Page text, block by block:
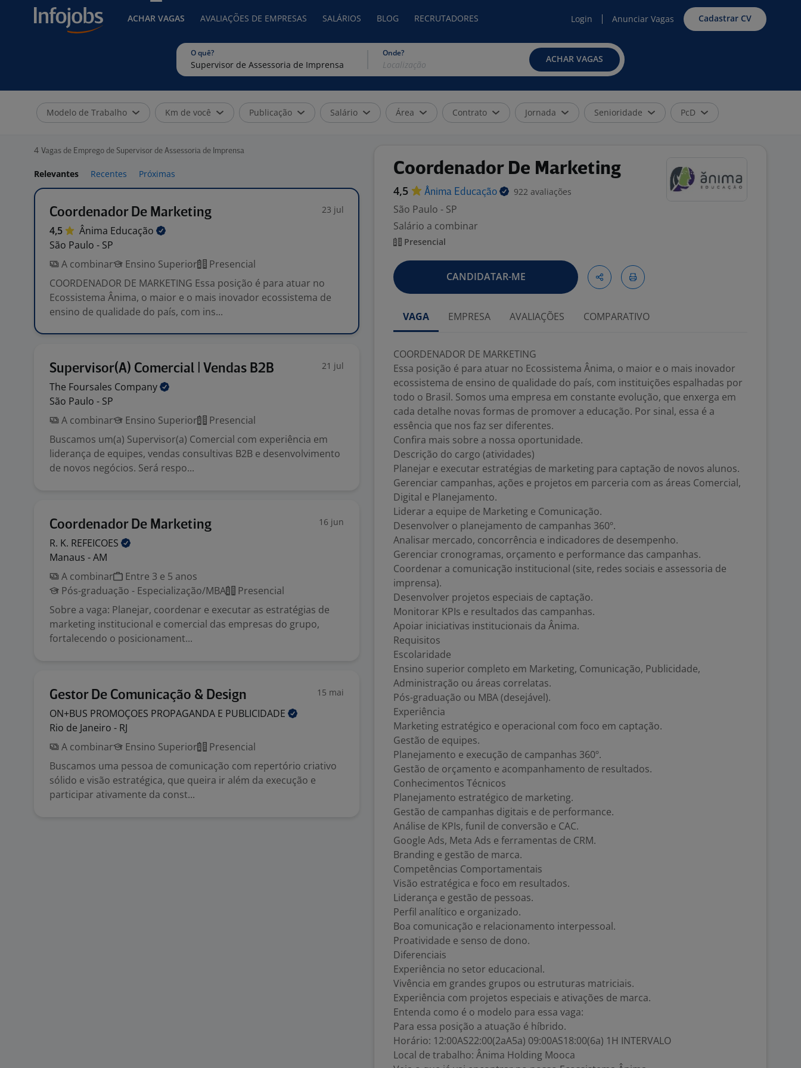
ACHAR VAGAS AVALIAÇÕES DE EMPRESAS SALÁRIOS BLOG RECRUTADORES Login Anunciar Vagas Cadastrar CV
O quê? Onde?
ACHAR VAGAS
Modelo de Trabalho Km de você Publicação Salário Área Contrato Jornada Senioridade PcD
4 Vagas de Emprego de Supervisor de Assessoria de Imprensa
Relevantes Recentes Próximas
Coordenador De Marketing 23 jul
4,5 Ânima Educação
São Paulo - SP
A combinar
Ensino Superior
Presencial
COORDENADOR DE MARKETING Essa posição é para atuar no
Ecossistema Ânima, o maior e o mais inovador ecossistema de
ensino de qualidade do país, com ins...
Supervisor(A) Comercial | Vendas B2B 21 jul
The Foursales Company
São Paulo - SP
A combinar
Ensino Superior
Presencial
Buscamos um(a) Supervisor(a) Comercial com experiência em
liderança de equipes, vendas consultivas B2B e desenvolvimento
de novos negócios. Será respo...
Coordenador De Marketing 16 jun
R. K. REFEICOES
Manaus - AM
A combinar
Entre 3 e 5 anos
Pós-graduação - Especialização/MBA
Presencial
Sobre a vaga: Planejar, coordenar e executar as estratégias de
marketing institucional e comercial das empresas do grupo,
fortalecendo o posicionament...
Gestor De Comunicação & Design 15 mai
ON+BUS PROMOÇOES PROPAGANDA E PUBLICIDADE
Rio de Janeiro - RJ
A combinar
Ensino Superior
Presencial
Buscamos uma pessoa de comunicação com repertório criativo
sólido e visão estratégica, que queira ir além da execução e
participar ativamente da const...
Coordenador De Marketing
4,5 Ânima Educação 922 avaliações
São Paulo - SP
Salário a combinar
Presencial
CANDIDATAR-ME
VAGA EMPRESA AVALIAÇÕES COMPARATIVO
COORDENADOR DE MARKETING
Essa posição é para atuar no Ecossistema Ânima, o maior e o mais inovador
ecossistema de ensino de qualidade do país, com instituições espalhadas por
todo o Brasil. Somos uma empresa em constante evolução, que enxerga em
cada detalhe novas formas de promover a educação. Por sinal, essa é a
essência que nos faz ser diferentes.
Confira mais sobre a nossa oportunidade.
Descrição do cargo (atividades)
Planejar e executar estratégias de marketing para captação de novos alunos.
Gerenciar campanhas, ações e projetos em parceria com as áreas Comercial,
Digital e Planejamento.
Liderar a equipe de Marketing e Comunicação.
Desenvolver o planejamento de campanhas 360º.
Analisar mercado, concorrência e indicadores de desempenho.
Gerenciar cronogramas, orçamento e performance das campanhas.
Coordenar a comunicação institucional (site, redes sociais e assessoria de
imprensa).
Desenvolver projetos especiais de captação.
Monitorar KPIs e resultados das campanhas.
Apoiar iniciativas institucionais da Ânima.
Requisitos
Escolaridade
Ensino superior completo em Marketing, Comunicação, Publicidade,
Administração ou áreas correlatas.
Pós-graduação ou MBA (desejável).
Experiência
Marketing estratégico e operacional com foco em captação.
Gestão de equipes.
Planejamento e execução de campanhas 360º.
Gestão de orçamento e acompanhamento de resultados.
Conhecimentos Técnicos
Planejamento estratégico de marketing.
Gestão de campanhas digitais e de performance.
Análise de KPIs, funil de conversão e CAC.
Google Ads, Meta Ads e ferramentas de CRM.
Branding e gestão de marca.
Competências Comportamentais
Visão estratégica e foco em resultados.
Liderança e gestão de pessoas.
Perfil analítico e organizado.
Boa comunicação e relacionamento interpessoal.
Proatividade e senso de dono.
Diferenciais
Experiência no setor educacional.
Vivência em grandes grupos ou estruturas matriciais.
Experiência com projetos especiais e ativações de marca.
Entenda como é o modelo para essa vaga:
Para essa posição a atuação é híbrido.
Horário: 12:00AS22:00(2aA5a) 09:00AS18:00(6a) 1H INTERVALO
Local de trabalho: Ânima Holding Mooca